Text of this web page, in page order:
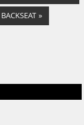
BACKSEAT »